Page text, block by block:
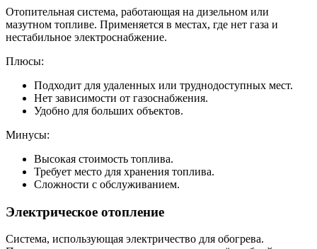
Отопительная система, работающая на дизельном или
мазутном топливе. Применяется в местах, где нет газа и
нестабильное электроснабжение.
Плюсы:
Подходит для удаленных или труднодоступных мест.
Нет зависимости от газоснабжения.
Удобно для больших объектов.
Минусы:
Высокая стоимость топлива.
Требует место для хранения топлива.
Сложности с обслуживанием.
Электрическое отопление
Система, использующая электричество для обогрева.